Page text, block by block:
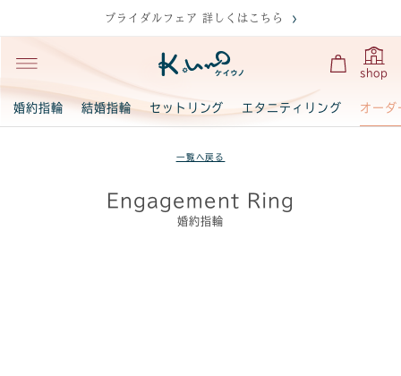
ブライダルフェア 詳しくはこちら
shop
婚約指輪 結婚指輪 セットリング エタニティリング オーダ
一覧へ戻る
Engagement Ring
婚約指輪